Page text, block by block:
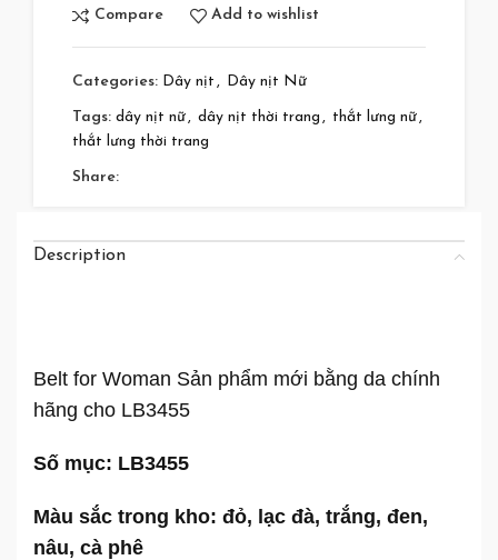
Compare Add to wishlist
Categories: Dây nịt , Dây nịt Nữ
Tags: dây nịt nữ , dây nịt thời trang , thắt lưng nữ ,
thắt lưng thời trang
Share:
Description
Belt for Woman Sản phẩm mới bằng da chính
hãng cho LB3455
Số mục: LB3455
Màu sắc trong kho: đỏ, lạc đà, trắng, đen,
nâu, cà phê